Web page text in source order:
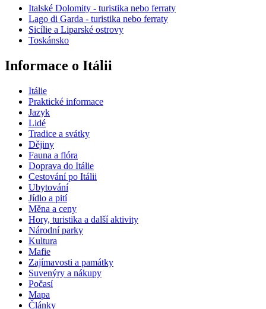
Italské Dolomity - turistika nebo ferraty
Lago di Garda - turistika nebo ferraty
Sicílie a Liparské ostrovy
Toskánsko
Informace o Itálii
Itálie
Praktické informace
Jazyk
Lidé
Tradice a svátky
Dějiny
Fauna a flóra
Doprava do Itálie
Cestování po Itálii
Ubytování
Jídlo a pití
Měna a ceny
Hory, turistika a další aktivity
Národní parky
Kultura
Mafie
Zajímavosti a památky
Suvenýry a nákupy
Počasí
Mapa
Články